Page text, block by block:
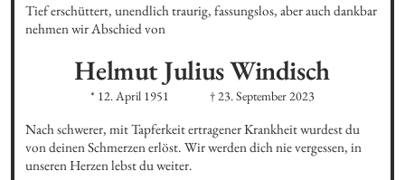
Tief erschüttert, unendlich traurig, fassungslos, aber auch dankbar
nehmen wir Abschied von
Helmut JuliusWindisch
* 12. April 1951 † 23. September 2023
Nach schwerer, mit Tapferkeit ertragener Krankheit wurdest du
von deinen Schmerzen erlöst. Wir werden dich nie vergessen, in
unseren Herzen lebst du weiter.